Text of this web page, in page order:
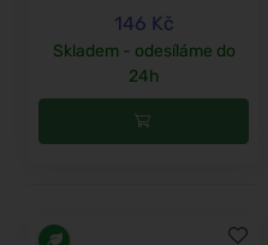
146 Kč
Skladem - odesíláme do
24h